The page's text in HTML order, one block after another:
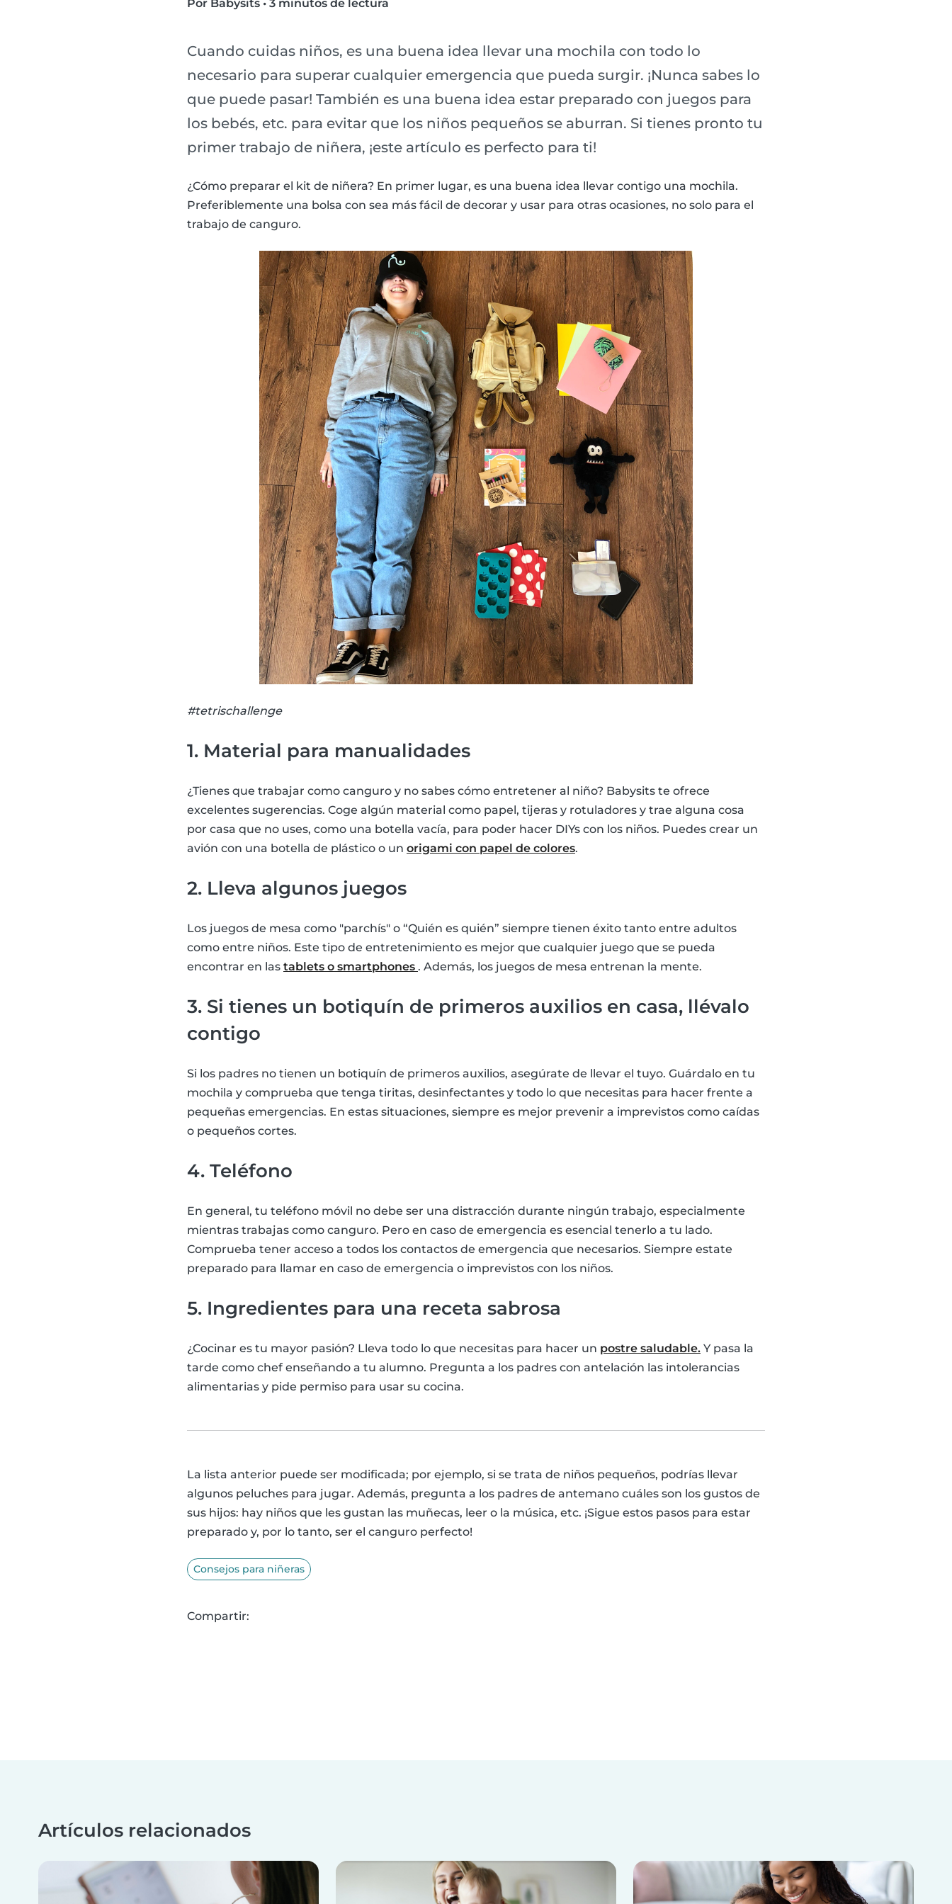
Por Babysits • 3 minutos de lectura
Cuando cuidas niños, es una buena idea llevar una mochila con todo lo
necesario para superar cualquier emergencia que pueda surgir. ¡Nunca sabes lo
que puede pasar! También es una buena idea estar preparado con juegos para
los bebés, etc. para evitar que los niños pequeños se aburran. Si tienes pronto tu
primer trabajo de niñera, ¡este artículo es perfecto para ti!
¿Cómo preparar el kit de niñera? En primer lugar, es una buena idea llevar contigo una mochila.
Preferiblemente una bolsa con sea más fácil de decorar y usar para otras ocasiones, no solo para el
trabajo de canguro.
#tetrischallenge
1. Material para manualidades
¿Tienes que trabajar como canguro y no sabes cómo entretener al niño? Babysits te ofrece
excelentes sugerencias. Coge algún material como papel, tijeras y rotuladores y trae alguna cosa
por casa que no uses, como una botella vacía, para poder hacer DIYs con los niños. Puedes crear un
avión con una botella de plástico o un origami con papel de colores.
2. Lleva algunos juegos
Los juegos de mesa como "parchís" o “Quién es quién” siempre tienen éxito tanto entre adultos
como entre niños. Este tipo de entretenimiento es mejor que cualquier juego que se pueda
encontrar en las tablets o smartphones . Además, los juegos de mesa entrenan la mente.
3. Si tienes un botiquín de primeros auxilios en casa, llévalo
contigo
Si los padres no tienen un botiquín de primeros auxilios, asegúrate de llevar el tuyo. Guárdalo en tu
mochila y comprueba que tenga tiritas, desinfectantes y todo lo que necesitas para hacer frente a
pequeñas emergencias. En estas situaciones, siempre es mejor prevenir a imprevistos como caídas
o pequeños cortes.
4. Teléfono
En general, tu teléfono móvil no debe ser una distracción durante ningún trabajo, especialmente
mientras trabajas como canguro. Pero en caso de emergencia es esencial tenerlo a tu lado.
Comprueba tener acceso a todos los contactos de emergencia que necesarios. Siempre estate
preparado para llamar en caso de emergencia o imprevistos con los niños.
5. Ingredientes para una receta sabrosa
¿Cocinar es tu mayor pasión? Lleva todo lo que necesitas para hacer un postre saludable. Y pasa la
tarde como chef enseñando a tu alumno. Pregunta a los padres con antelación las intolerancias
alimentarias y pide permiso para usar su cocina.
La lista anterior puede ser modificada; por ejemplo, si se trata de niños pequeños, podrías llevar
algunos peluches para jugar. Además, pregunta a los padres de antemano cuáles son los gustos de
sus hijos: hay niños que les gustan las muñecas, leer o la música, etc. ¡Sigue estos pasos para estar
preparado y, por lo tanto, ser el canguro perfecto!
Consejos para niñeras
Compartir:
Artículos relacionados